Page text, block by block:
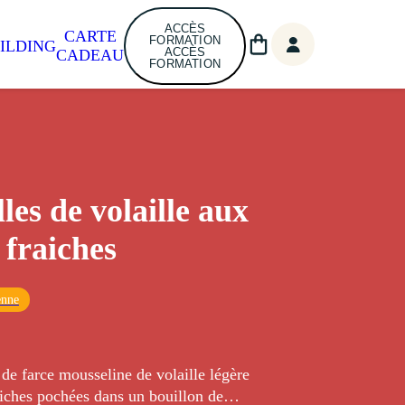
CARTE
CADEAU
ACCÈS
FORMATION
ACCÈS
FORMATION
de volaille aux
légère
pochées dans un bouillon de